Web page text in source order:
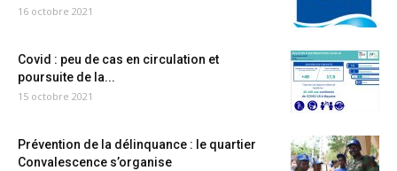
16 octobre 2021
Covid : peu de cas en circulation et
poursuite de la...
15 octobre 2021
Prévention de la délinquance : le quartier
Convalescence s’organise